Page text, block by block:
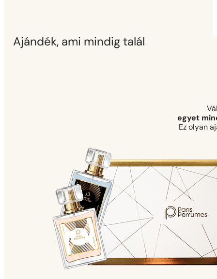
Ajándék, ami mindig talál
egyet
Ez olyan